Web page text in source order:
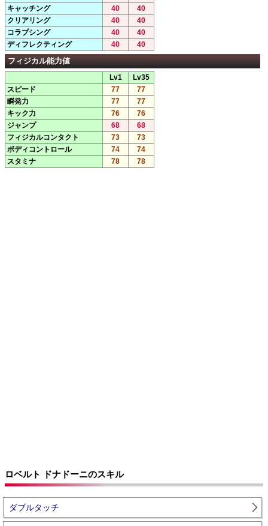
キャッチング
40
40
クリアリング
40
40
コラプシング
40
40
ディフレクティング
40 40
フィジカル能力値
Lv1
Lv35
スピード
77
77
瞬発力
77
77
キック力
76
76
ジャンプ
68
68
フィジカルコンタクト
73
73
ボディコントロール
74
74
スタミナ
78 78
ロベルト ドナドーニのスキル
ダブルタッチ